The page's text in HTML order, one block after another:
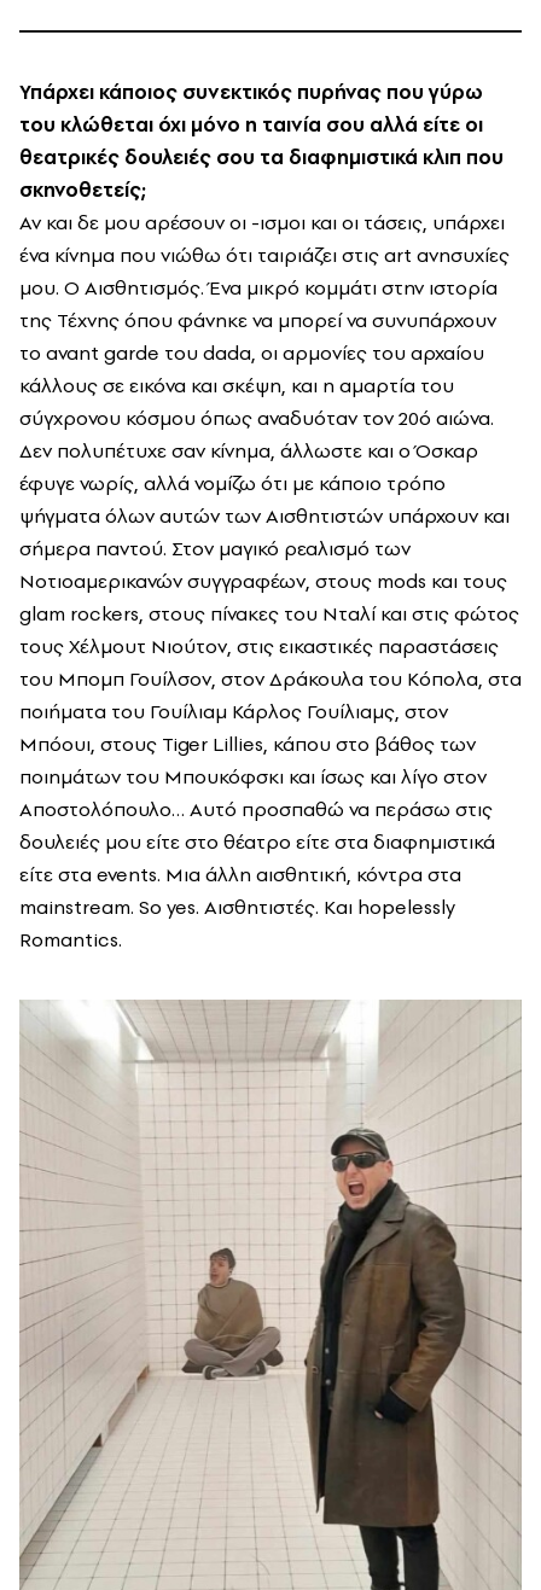
Υπάρχει κάποιος συνεκτικός πυρήνας που γύρω
του κλώθεται όχι μόνο η ταινία σου αλλά είτε οι
θεατρικές δουλειές σου τα διαφημιστικά κλιπ που
σκηνοθετείς;
Αν και δε μου αρέσουν οι -ισμοι και οι τάσεις, υπάρχει
ένα κίνημα που νιώθω ότι ταιριάζει στις art ανησυχίες
μου. Ο Αισθητισμός. Ένα μικρό κομμάτι στην ιστορία
της Τέχνης όπου φάνηκε να μπορεί να συνυπάρχουν
το avant garde του dada, οι αρμονίες του αρχαίου
κάλλους σε εικόνα και σκέψη, και η αμαρτία του
σύγχρονου κόσμου όπως αναδυόταν τον 20ό αιώνα.
Δεν πολυπέτυχε σαν κίνημα, άλλωστε και ο Όσκαρ
έφυγε νωρίς, αλλά νομίζω ότι με κάποιο τρόπο
ψήγματα όλων αυτών των Αισθητιστών υπάρχουν και
σήμερα παντού. Στον μαγικό ρεαλισμό των
Νοτιοαμερικανών συγγραφέων, στους mods και τους
glam rockers, στους πίνακες του Νταλί και στις φώτος
τους Χέλμουτ Νιούτον, στις εικαστικές παραστάσεις
του Μπομπ Γουίλσον, στον Δράκουλα του Κόπολα, στα
ποιήματα του Γουίλιαμ Κάρλος Γουίλιαμς, στον
Μπόουι, στους Tiger Lillies, κάπου στο βάθος των
ποιημάτων του Μπουκόφσκι και ίσως και λίγο στον
Αποστολόπουλο… Αυτό προσπαθώ να περάσω στις
δουλειές μου είτε στο θέατρο είτε στα διαφημιστικά
είτε στα events. Μια άλλη αισθητική, κόντρα στα
mainstream. So yes. Αισθητιστές. Kαι hopelessly
Romantics.